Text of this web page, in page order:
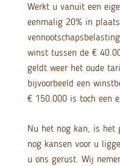
Werkt u vanuit een
eenmalig 20% in
winst tussen de €
geldt weer het oude
bijvoorbeeld een
€ 150.000 is toch een
Nu het nog kan, is het
nog kansen voor u
u ons gerust. Wij